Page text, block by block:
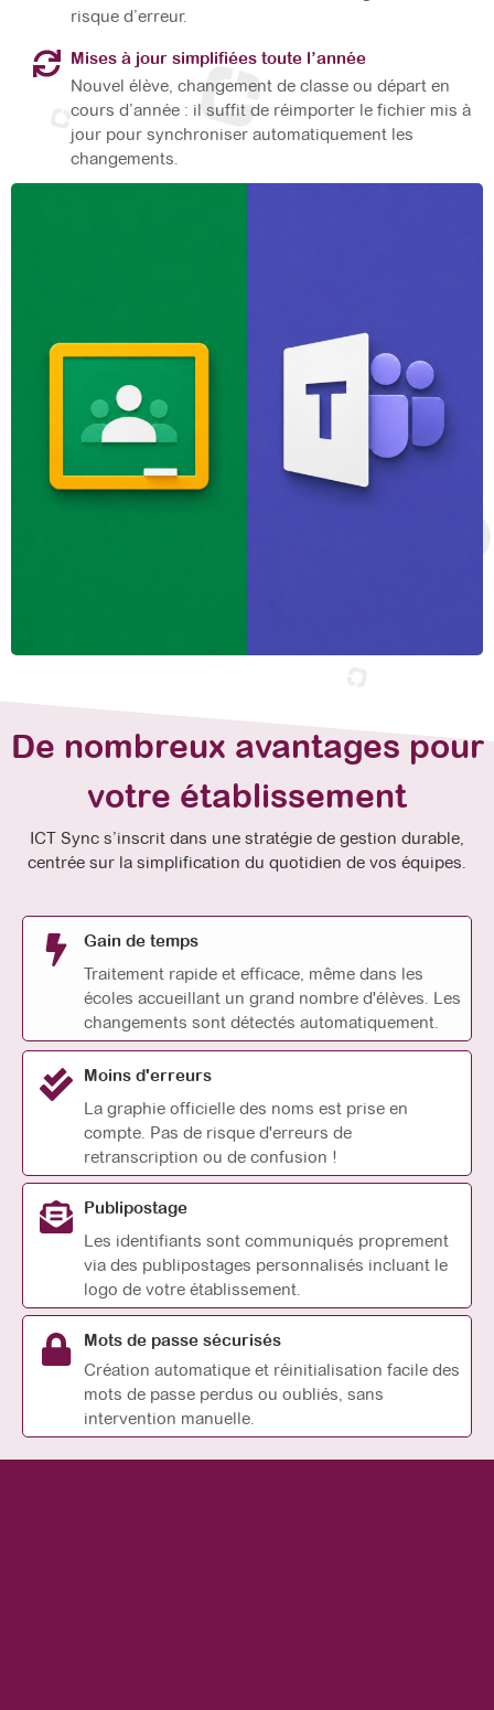
risque d’erreur.
Mises à jour simplifiées toute l’année
Nouvel élève, changement de classe ou départ en
cours d’année : il suffit de réimporter le fichier mis à
jour pour synchroniser automatiquement les
changements.
De nombreux avantages pour
votre établissement
ICT Sync s’inscrit dans une stratégie de gestion durable,
centrée sur la simplification du quotidien de vos équipes.
Gain de temps
Traitement rapide et efficace, même dans les
écoles accueillant un grand nombre d'élèves. Les
changements sont détectés automatiquement.
Moins d'erreurs
La graphie officielle des noms est prise en
compte. Pas de risque d'erreurs de
retranscription ou de confusion !
Publipostage
Les identifiants sont communiqués proprement
via des publipostages personnalisés incluant le
logo de votre établissement.
Mots de passe sécurisés
Création automatique et réinitialisation facile des
mots de passe perdus ou oubliés, sans
intervention manuelle.